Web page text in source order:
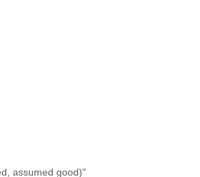
assumed good)"